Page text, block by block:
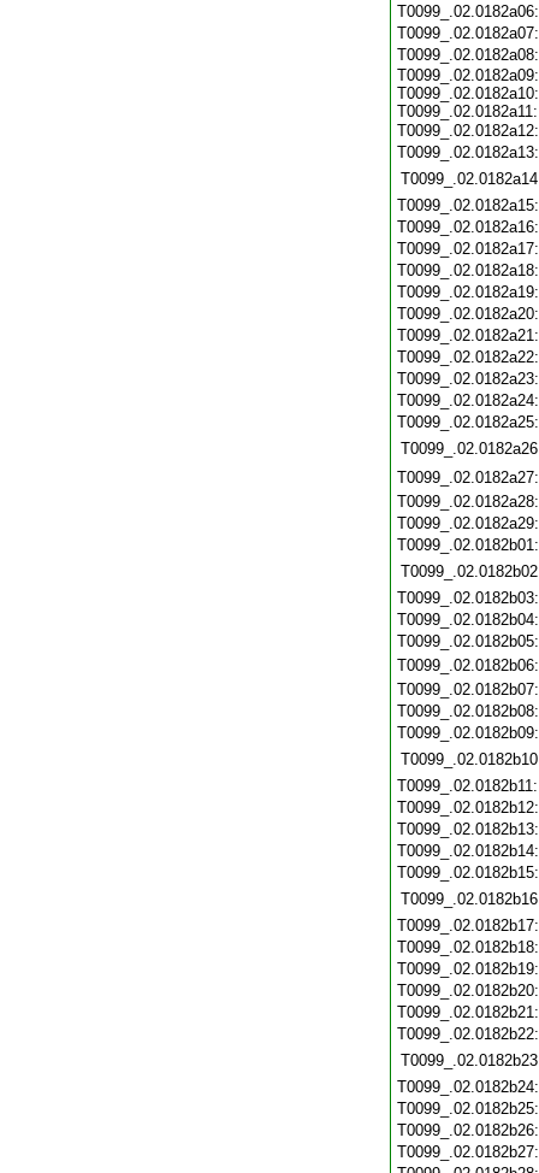
T0099_.02.0182a09:
T0099_.02.0182a10:
T0099_.02.0182a11: